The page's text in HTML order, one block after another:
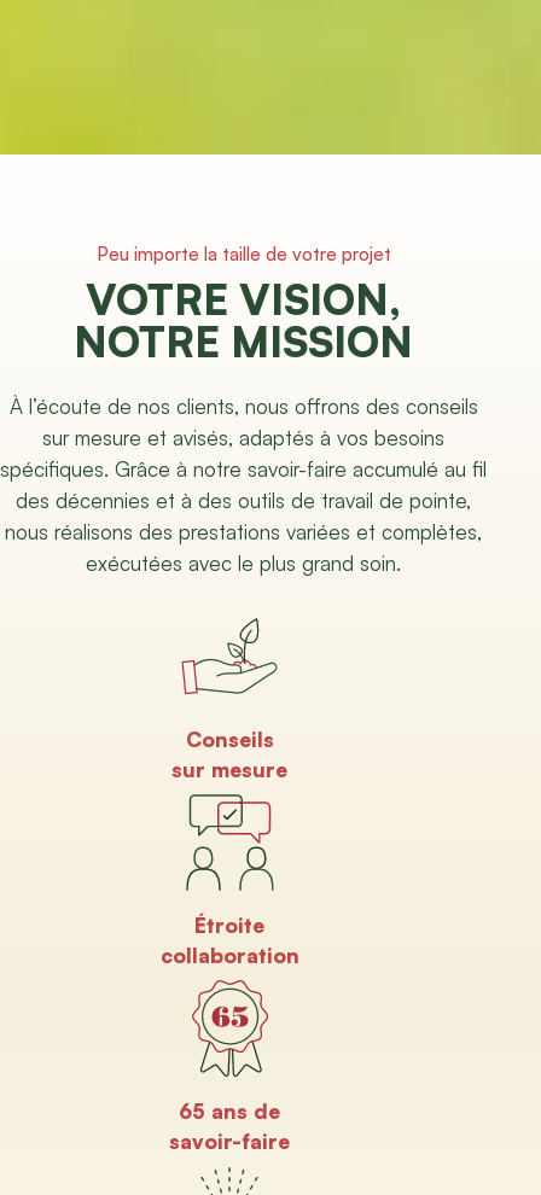
Peu importe la taille de votre projet
VOTRE VISION,
NOTRE MISSION
À l’écoute de nos clients, nous offrons des conseils
sur mesure et avisés, adaptés à vos besoins
spécifiques. Grâce à notre savoir-faire accumulé au fil
des décennies et à des outils de travail de pointe,
nous réalisons des prestations variées et complètes,
exécutées avec le plus grand soin.
Conseils
sur mesure
Étroite
collaboration
65 ans de
savoir-faire